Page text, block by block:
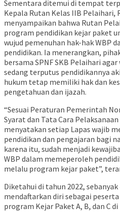
Sementara ditemui di tempat
Kepala Rutan Kelas IIB Pelaihari,
menyampaikan bahwa Rutan
program pendidikan kejar paket
wujud pemenuhan hak-hak WBP
pendidikan. Ia menerangkan,
bersama SPNF SKB Pelaihari
sedang terputus pendidikannya
hukum tetap memiliki hak dan
pengetahuan dan ijazah.
“Sesuai Peraturan Pemerintah
Syarat dan Tata Cara Pelaksanaan
menyatakan setiap Lapas wajib
pendidikan dan pengajaran bagi
karena itu, sudah menjadi
WBP dalam memeperoleh
melalu program kejar paket”,
Diketahui di tahun 2022,
mendaftarkan diri sebagai
program Kejar Paket A, B, dan C